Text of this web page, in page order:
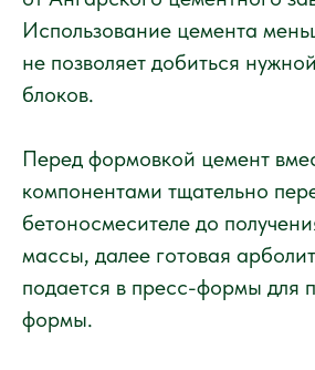
Использование цемента
не позволяет добиться
блоков.
Перед формовкой цемент
компонентами тщательно
бетоносмесителе до
массы, далее готовая
подается в пресс-формы для
формы.